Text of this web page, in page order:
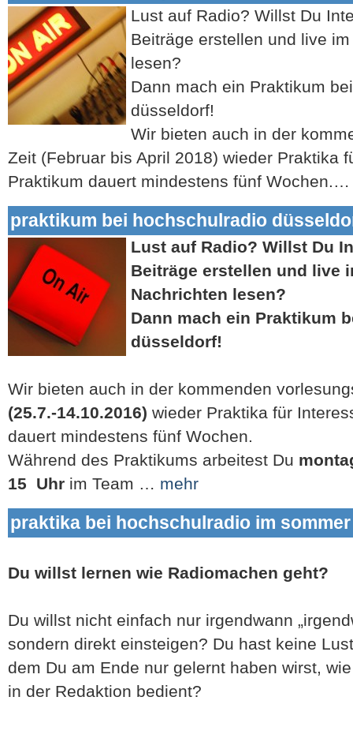
Lust auf Radio? Willst Du
Beiträge erstellen und live
lesen?
Dann mach ein Praktikum
düsseldorf!
Wir bieten auch in der
Zeit (Februar bis April 2018) wieder Praktika
Praktikum dauert mindestens fünf
praktikum bei hochschulradio
Lust auf Radio? Willst Du
Beiträge erstellen und live
Nachrichten lesen?
Dann mach ein Praktikum
düsseldorf!
Wir bieten auch in der kommenden
(25.7.-14.10.2016) wieder Praktika für
dauert mindestens fünf Wochen.
Während des Praktikums arbeitest Du
15 Uhr im Team … mehr
praktika bei hochschulradio im sommer
Du willst lernen wie Radiomachen geht?
Du willst nicht einfach nur irgendwann
sondern direkt einsteigen? Du hast keine
dem Du am Ende nur gelernt haben wirst,
in der Redaktion bedient?